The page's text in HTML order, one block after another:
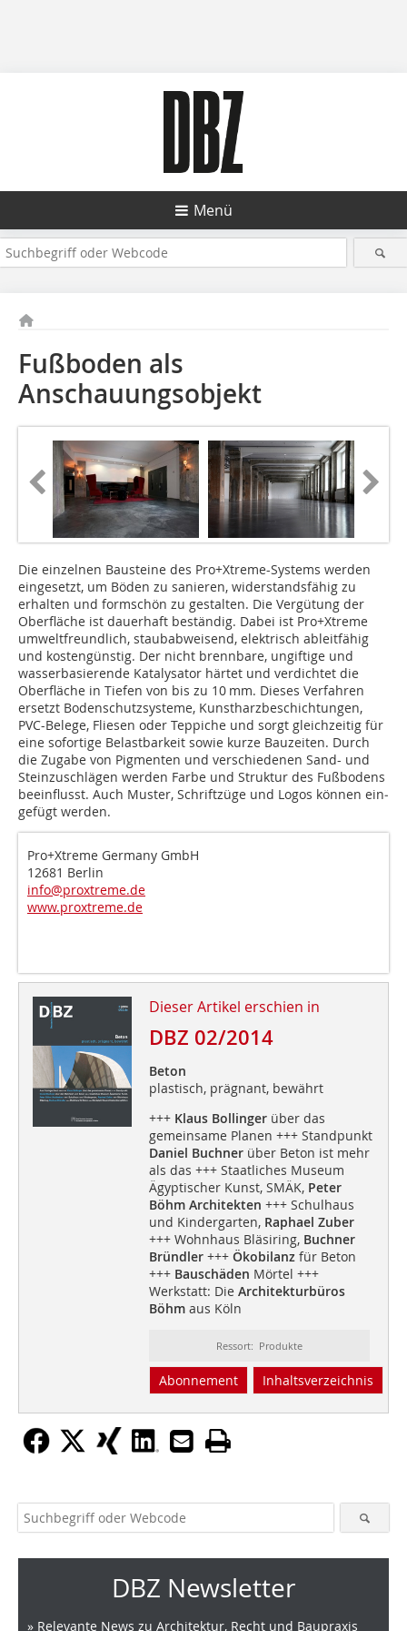
Menü
Fußboden als
Anschauungsobjekt
Die einzelnen Bausteine des Pro+Xtreme-Systems werden
eingesetzt, um Böden zu sanieren, widerstandsfähig zu
erhalten und formschön zu gestalten. Die Vergütung der
Oberfläche ist dauerhaft beständig. Dabei ist Pro+Xtreme
umweltfreundlich, staubabweisend, elektrisch ableitfähig
und kostengünstig. Der nicht brennbare, ungiftige und
wasserbasierende Katalysator härtet und verdichtet die
Oberfläche in Tiefen von bis zu 10 mm. Dieses Verfahren
ersetzt Bodenschutzsysteme, Kunstharzbeschichtungen,
PVC-Belege, Fliesen oder Teppiche und sorgt gleichzeitig für
eine sofortige Belastbarkeit sowie kurze Bauzeiten. Durch
die Zugabe von Pigmenten und verschiedenen Sand- und
Steinzuschlägen werden Farbe und Struktur des Fußbodens
beeinflusst. Auch Muster, Schriftzüge und Logos können ein­
gefügt werden.
Pro+Xtreme Germany GmbH
12681 Berlin
info@proxtreme.de
www.proxtreme.de
Dieser Artikel erschien in
DBZ 02/2014
Beton
plastisch, prägnant, bewährt
+++ Klaus Bollingerüber das
gemeinsame Planen +++ Standpunkt
Daniel Buchnerüber Beton ist mehr
als das +++ Staatliches Museum
Ägyptischer Kunst, SMÄK, Peter
Böhm Architekten +++ Schulhaus
und Kindergarten, Raphael Zuber
+++ Wohnhaus Bläsiring, Buchner
Bründler+++ Ökobilanzfür Beton
+++ Bauschäden Mörtel +++
Werkstatt: Die Architekturbüros
Böhmaus Köln
Ressort: Produkte
Abonnement Inhaltsverzeichnis
DBZ Newsletter
» Relevante News zu Architektur, Recht und Baupraxis